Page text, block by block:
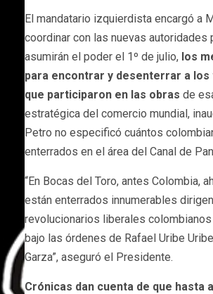
El mandatario izquierdista encargó a
coordinar con las nuevas autoridades
asumirán el poder el 1º de julio, los
para encontrar y desenterrar a los
que participaron en las obras de
estratégica del comercio mundial,
Petro no especificó cuántos
enterrados en el área del Canal de
“En Bocas del Toro, antes Colombia,
están enterrados innumerables
revolucionarios liberales colombianos
bajo las órdenes de Rafael Uribe
Garza”, aseguró el Presidente.
Crónicas dan cuenta de que hasta